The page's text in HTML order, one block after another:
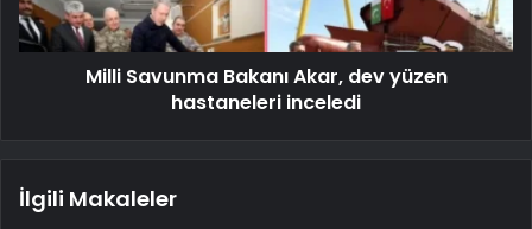
Milli Savunma Bakanı Akar, dev yüzen
hastaneleri inceledi
İlgili Makaleler